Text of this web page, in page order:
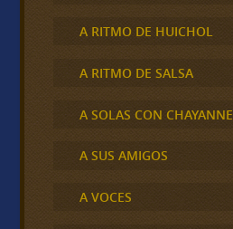
A RITMO DE HUICHOL
A RITMO DE SALSA
A SOLAS CON CHAYANNE
A SUS AMIGOS
A VOCES